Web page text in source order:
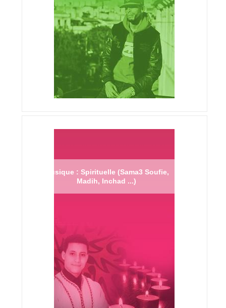
Musique : Spirituelle (Sama3 Soufie,
Madih, Inchad ...)